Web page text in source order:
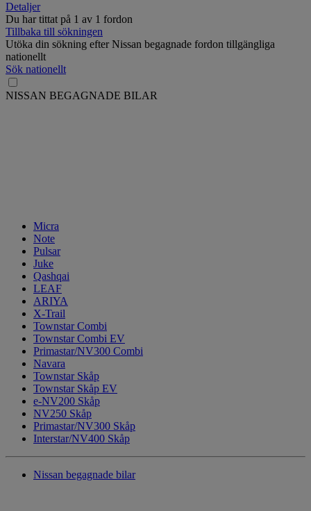
Detaljer
Du har tittat på 1 av 1 fordon
Tillbaka till sökningen
Utöka din sökning efter Nissan begagnade fordon tillgängliga
nationellt
Sök nationellt
NISSAN BEGAGNADE BILAR
Micra
Note
Pulsar
Juke
Qashqai
LEAF
ARIYA
X-Trail
Townstar Combi
Townstar Combi EV
Primastar/NV300 Combi
Navara
Townstar Skåp
Townstar Skåp EV
e-NV200 Skåp
NV250 Skåp
Primastar/NV300 Skåp
Interstar/NV400 Skåp
Nissan begagnade bilar